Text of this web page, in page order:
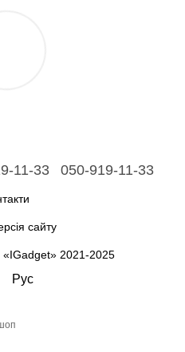
11-33 050-919-11-33
сайту
«IGadget» 2021-2025
Рус